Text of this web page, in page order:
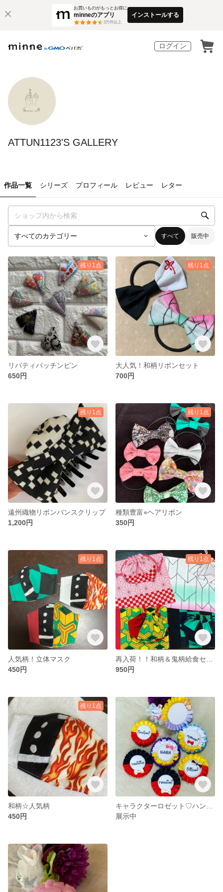
お買いものがもっとお得に
minneのアプリ
3万件以上
インストールする
ログイン
ATTUN1123'S GALLERY
作品一覧 シリーズ プロフィール レビュー レター
すべて 販売中
残り1点
リバティパッチンピン
650円
残り1点
大人気！和柄リボンセット
700円
残り1点
遠州織物リボンバンスクリップ
1,200円
残り1点
種類豊富⭐︎ヘアリボン
350円
残り1点
人気柄！立体マスク
450円
残り1点
950円
残り1点
和柄☆人気柄
450円
展示中